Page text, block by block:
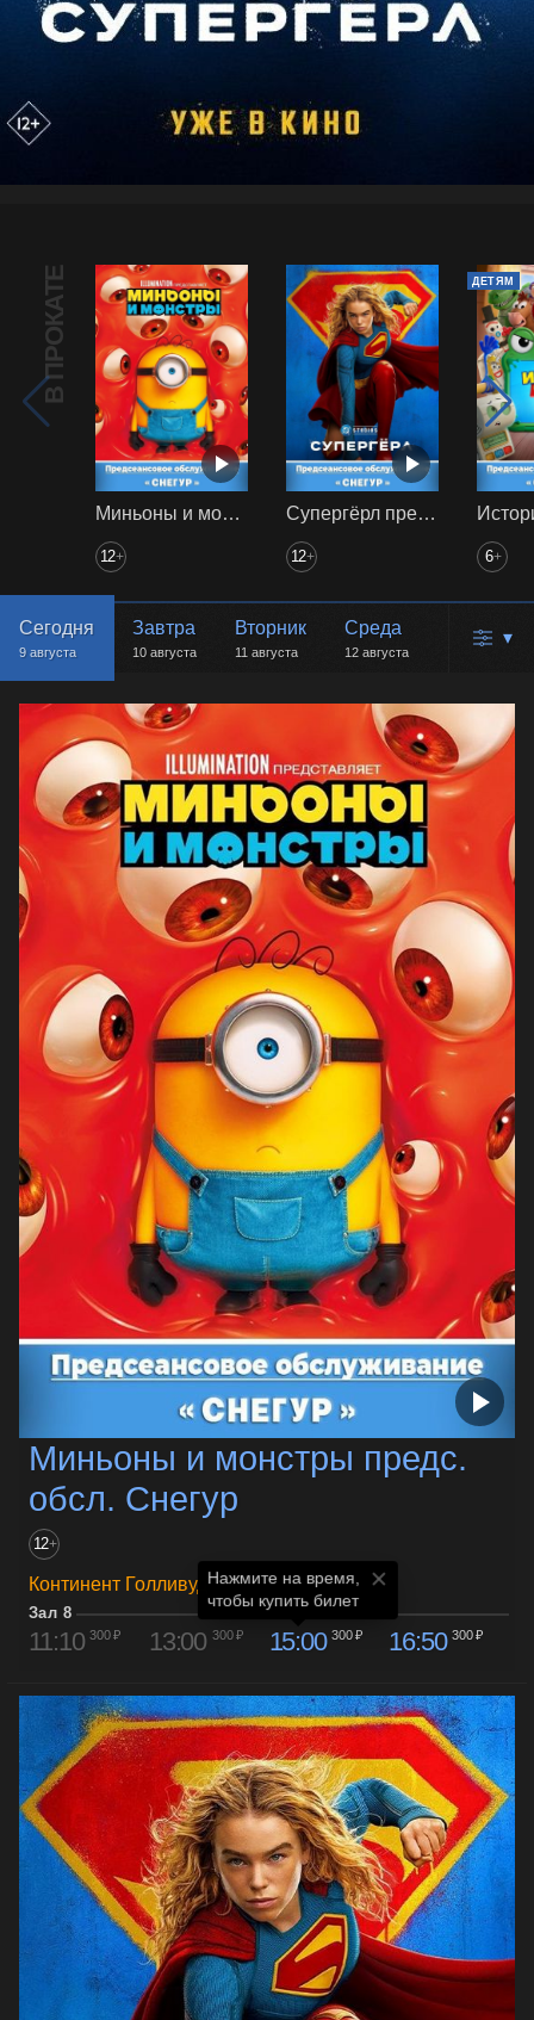
В ПРОКАТЕ
Миньоны и монстры предс. обсл. Снегур
12+
Супергёрл предс. обсл. Снегур
12+
ДЕТЯМ
6+
Сегодня
9 августа
Завтра
10 августа
Вторник
11 августа
Среда
12 августа
▾
Миньоны и монстры предс.
обсл. Снегур
12+
Континент Голливуд
Зал 8
11:10 300 ₽ 13:00 300 ₽ 15:00 300 ₽ 16:50 300 ₽
Нажмите на время,
чтобы купить билет